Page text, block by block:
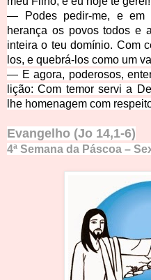
— Podes pedir-me, e em
herança os povos todos e
inteira o teu domínio. Com
los, e quebrá-los como um
— E agora, poderosos,
lição: Com temor servi a
lhe homenagem com
Evangelho (Jo 14,1-6)
4ª Semana da Páscoa –